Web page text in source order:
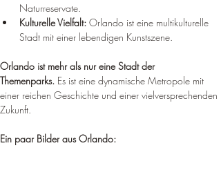
Naturreservate.
Kulturelle Vielfalt: Orlando ist eine multikulturelle
Stadt mit einer lebendigen Kunstszene.
Orlando ist mehr als nur eine Stadt der
Themenparks. Es ist eine dynamische Metropole mit
einer reichen Geschichte und einer vielversprechenden
Zukunft.
Ein paar Bilder aus Orlando: